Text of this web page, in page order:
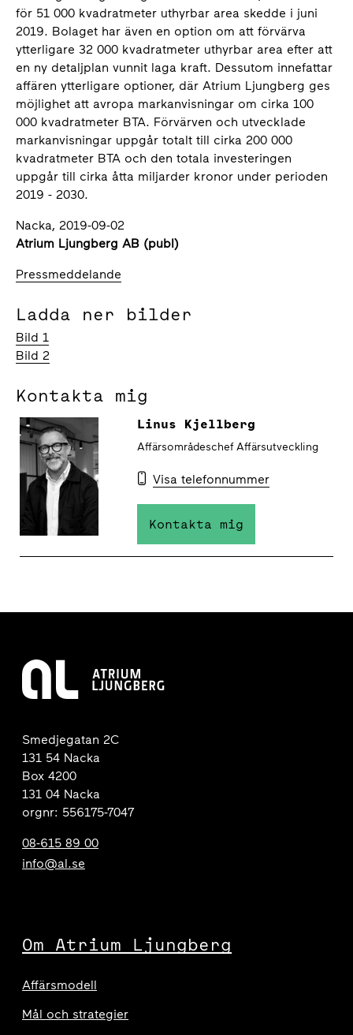
för 51 000 kvadratmeter uthyrbar area skedde i juni
2019. Bolaget har även en option om att förvärva
ytterligare 32 000 kvadratmeter uthyrbar area efter att
en ny detaljplan vunnit laga kraft. Dessutom innefattar
affären ytterligare optioner, där Atrium Ljungberg ges
möjlighet att avropa markanvisningar om cirka 100
000 kvadratmeter BTA. Förvärven och utvecklade
markanvisningar uppgår totalt till cirka 200 000
kvadratmeter BTA och den totala investeringen
uppgår till cirka åtta miljarder kronor under perioden
2019 - 2030.
Nacka, 2019-09-02
Atrium Ljungberg AB (publ)
Pressmeddelande
Ladda ner bilder
Bild 1
Bild 2
Kontakta mig
Linus Kjellberg
Affärsområdeschef Affärsutveckling
Visa telefonnummer
Kontakta mig
Smedjegatan 2C
131 54 Nacka
Box 4200
131 04 Nacka
orgnr: 556175-7047
08-615 89 00
info@al.se
Om Atrium Ljungberg
Affärsmodell
Mål och strategier